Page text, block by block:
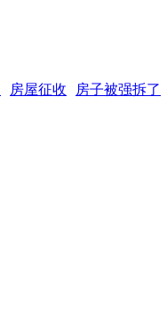
房子被强拆了
房屋征收